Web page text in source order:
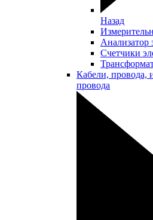
Назад
Анализатор
Счетчики
Кабели, провода,
провода